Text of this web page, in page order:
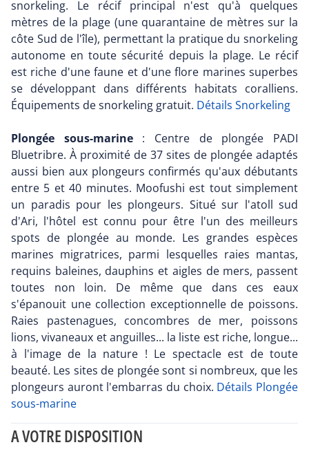
snorkeling. Le récif principal n'est qu'à quelques
mètres de la plage (une quarantaine de mètres sur la
côte Sud de l'île), permettant la pratique du snorkeling
autonome en toute sécurité depuis la plage. Le récif
est riche d'une faune et d'une flore marines superbes
se développant dans différents habitats coralliens.
Équipements de snorkeling gratuit. Détails Snorkeling
Plongée sous-marine: Centre de plongée PADI
Bluetribre. À proximité de 37 sites de plongée adaptés
aussi bien aux plongeurs confirmés qu'aux débutants
entre 5 et 40 minutes. Moofushi est tout simplement
un paradis pour les plongeurs. Situé sur l'atoll sud
d'Ari, l'hôtel est connu pour être l'un des meilleurs
spots de plongée au monde. Les grandes espèces
marines migratrices, parmi lesquelles raies mantas,
requins baleines, dauphins et aigles de mers, passent
toutes non loin. De même que dans ces eaux
s'épanouit une collection exceptionnelle de poissons.
Raies pastenagues, concombres de mer, poissons
lions, vivaneaux et anguilles... la liste est riche, longue...
à l'image de la nature ! Le spectacle est de toute
beauté. Les sites de plongée sont si nombreux, que les
plongeurs auront l'embarras du choix. Détails Plongée
sous-marine
A VOTRE DISPOSITION